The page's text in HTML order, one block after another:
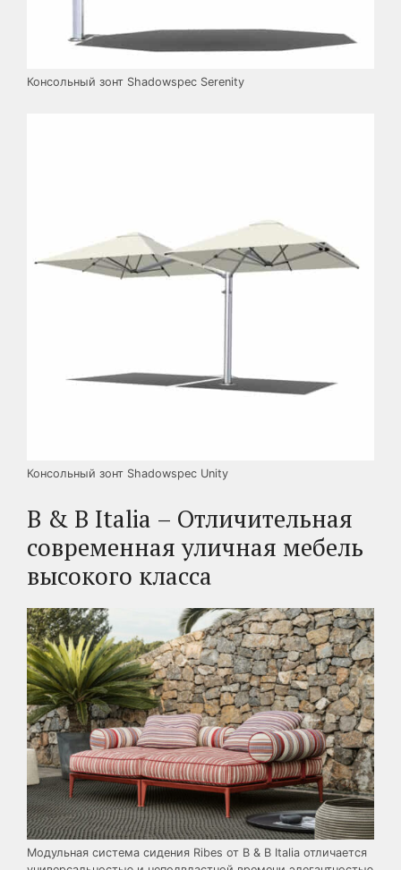
Консольный зонт Shadowspec Serenity
Консольный зонт Shadowspec Unity
B & B Italia – Отличительная
современная уличная мебель
высокого класса
Модульная система сидения Ribes от B & B Italia отличается